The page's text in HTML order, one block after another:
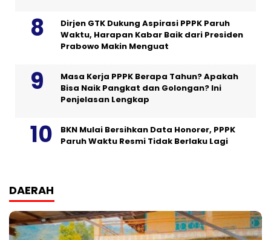
Dirjen GTK Dukung Aspirasi PPPK Paruh
Waktu, Harapan Kabar Baik dari Presiden
Prabowo Makin Menguat
Masa Kerja PPPK Berapa Tahun? Apakah
Bisa Naik Pangkat dan Golongan? Ini
Penjelasan Lengkap
BKN Mulai Bersihkan Data Honorer, PPPK
Paruh Waktu Resmi Tidak Berlaku Lagi
DAERAH